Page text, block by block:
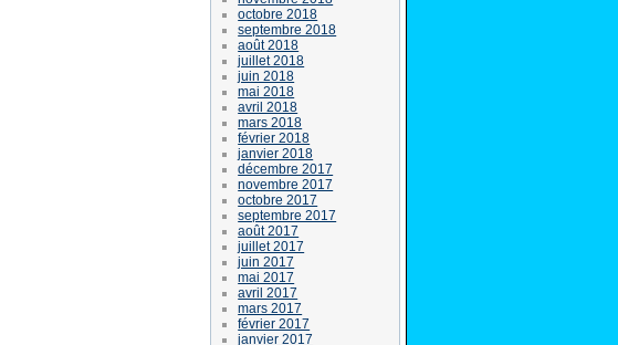
octobre 2018
septembre 2018
août 2018
juillet 2018
juin 2018
mai 2018
avril 2018
mars 2018
février 2018
janvier 2018
décembre 2017
novembre 2017
octobre 2017
septembre 2017
août 2017
juillet 2017
juin 2017
mai 2017
avril 2017
mars 2017
février 2017
janvier 2017